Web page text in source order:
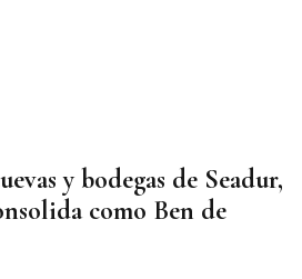
y bodegas de Seadur,
como Ben de